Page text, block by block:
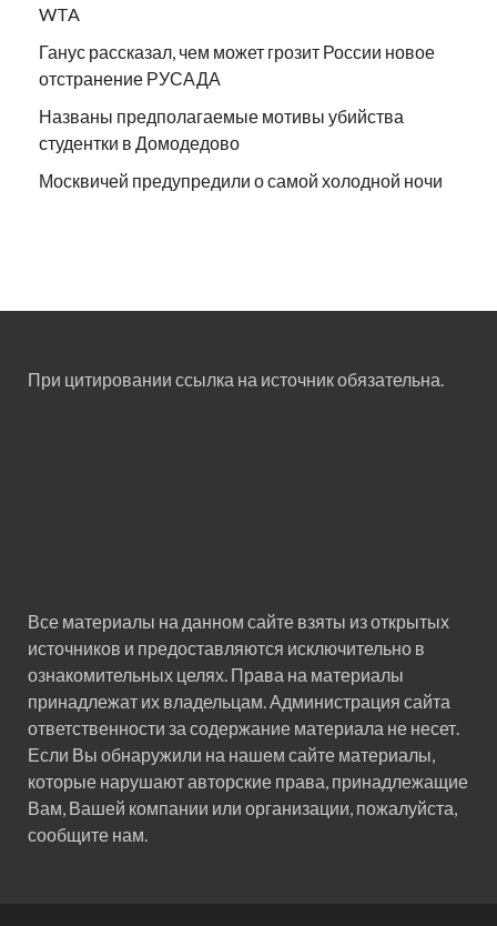
WTA
Ганус рассказал, чем может грозит России новое
отстранение РУСАДА
Названы предполагаемые мотивы убийства
студентки в Домодедово
Москвичей предупредили о самой холодной ночи
При цитировании ссылка на источник обязательна.
Все материалы на данном сайте взяты из открытых
источников и предоставляются исключительно в
ознакомительных целях. Права на материалы
принадлежат их владельцам. Администрация сайта
ответственности за содержание материала не несет.
Если Вы обнаружили на нашем сайте материалы,
которые нарушают авторские права, принадлежащие
Вам, Вашей компании или организации, пожалуйста,
сообщите нам.